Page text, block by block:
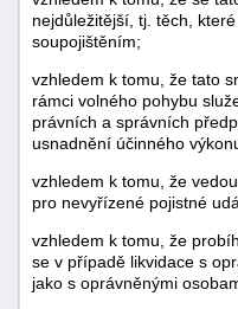
nejdůležitější, tj. těch,
soupojištěním;
vzhledem k tomu, že tato
rámci volného pohybu
právních a správních
usnadnění účinného
vzhledem k tomu, že
pro nevyřízené pojistné
vzhledem k tomu, že
se v případě likvidace s
jako s oprávněnými